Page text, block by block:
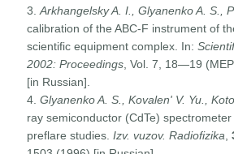
3.Arkhangelsky A. I., Glyanenko A. S.,
calibration of the ABC-F instrument of
scientific equipment complex. In:
2002: Proceedings , Vol. 7, 18—19
[in Russian].
4.Glyanenko A. S., Kovalen' V. Yu.,
ray semiconductor (CdTe)
preflare studies.Izv. vuzov. Radiofizika ,